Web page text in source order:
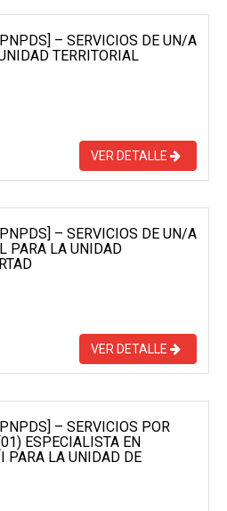
– SERVICIOS DE UN/A
TERRITORIAL
VER DETALLE
– SERVICIOS DE UN/A
PARA LA UNIDAD
VER DETALLE
– SERVICIOS POR
ESPECIALISTA EN
PARA LA UNIDAD DE